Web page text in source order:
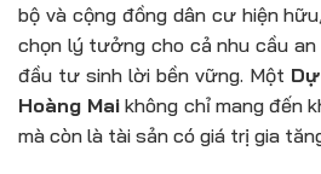
bộ và cộng đồng dân cư hiện
chọn lý tưởng cho cả nhu cầu
đầu tư sinh lời bền vững. Một
Hoàng Mai không chỉ mang đến
mà còn là tài sản có giá trị gia